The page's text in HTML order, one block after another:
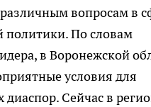
вопросам в
политики. По словам
в Воронежской
условия для
Сейчас в